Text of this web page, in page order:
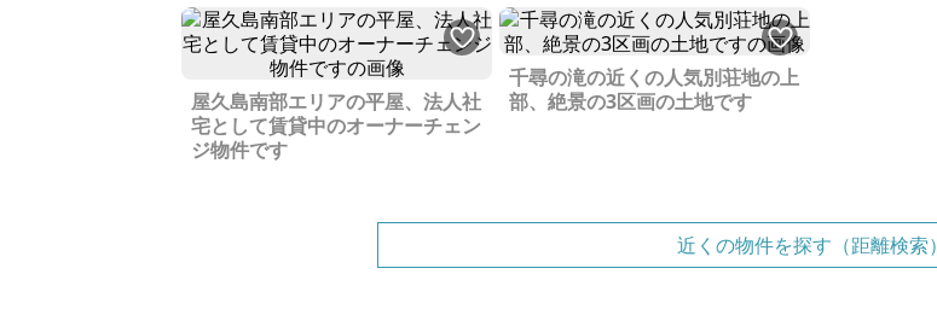
屋久島南部エリアの平屋、法人社
宅として賃貸中のオーナーチェン
ジ物件です
千尋の滝の近くの人気別荘地の上
部、絶景の3区画の土地です
近くの物件を探す（距離検索）